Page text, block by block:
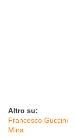
Altro su:
Francesco Guccini
Mina